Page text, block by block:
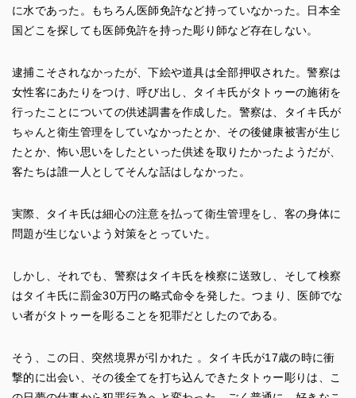
に水であった。もちろん医師免許など持っていなかった。日本全
国どこを探しても医師免許を持った彫り師など存在しない。
逮捕こそされなかったが、下絵や道具は全部押収された。警察は
女性客にあたりをつけ、呼び出し、タイキ氏がタトゥーの施術を
行ったことについての供述調書を作成した。警察は、タイキ氏が
ちゃんと衛生管理をしていなかったとか、その後健康被害が生じ
たとか、怖い思いをしたといった供述を取りたかったようだが、
客たちは誰一人としてそんな話はしなかった。
実際、タイキ氏は細心の注意を払って衛生管理をし、客の身体に
問題が生じないよう対策をとっていた。
しかし、それでも、警察はタイキ氏を検察に送致し、そして検察
はタイキ氏に罰金30万円の略式命令を発した。つまり、医師でな
い者がタトゥーを彫ることを犯罪だとしたのである。
そう、この日、突然境界が引かれた 。タイキ氏が17歳の時に衝
撃的に出会い、その後全てを打ち込んできたタトゥー彫りは、こ